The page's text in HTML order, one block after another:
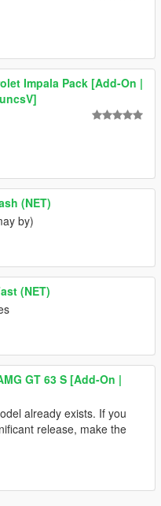
Impala Pack [Add-On |
(NET)
by)
(NET)
GT 63 S [Add-On |
already exists. If you
release, make the